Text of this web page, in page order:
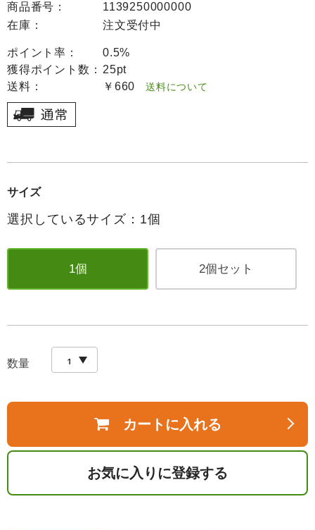
商品番号：
1139250000000
在庫：
注文受付中
ポイント率：
0.5%
獲得ポイント数： 25pt
送料：
￥660 送料について
サイズ
選択しているサイズ：1個
1個 2個セット
数量
カートに入れる
お気に入りに登録する